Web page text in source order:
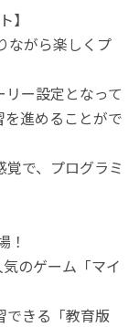
】
ながら楽しくプ
ー設定となって
進めることがで
で、プログラミ
！
のゲーム「マイ
できる「教育版